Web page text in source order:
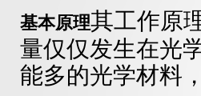
基本原理其工作原
量仅仅发生在光
能多的光学材料